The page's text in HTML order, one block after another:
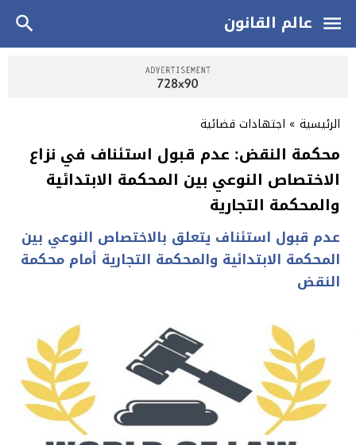
عالم القانون
الرئيسية » اجتهادات قضائية
محكمة النقض: عدم قبول استئناف في نزاع
الاختصاص النوعي بين المحكمة الابتدائية
والمحكمة التجارية
عدم قبول استئناف يتعلق بالاختصاص النوعي بين
المحكمة الابتدائية والمحكمة التجارية أمام محكمة
النقض